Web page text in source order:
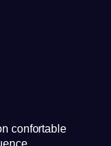
confortable